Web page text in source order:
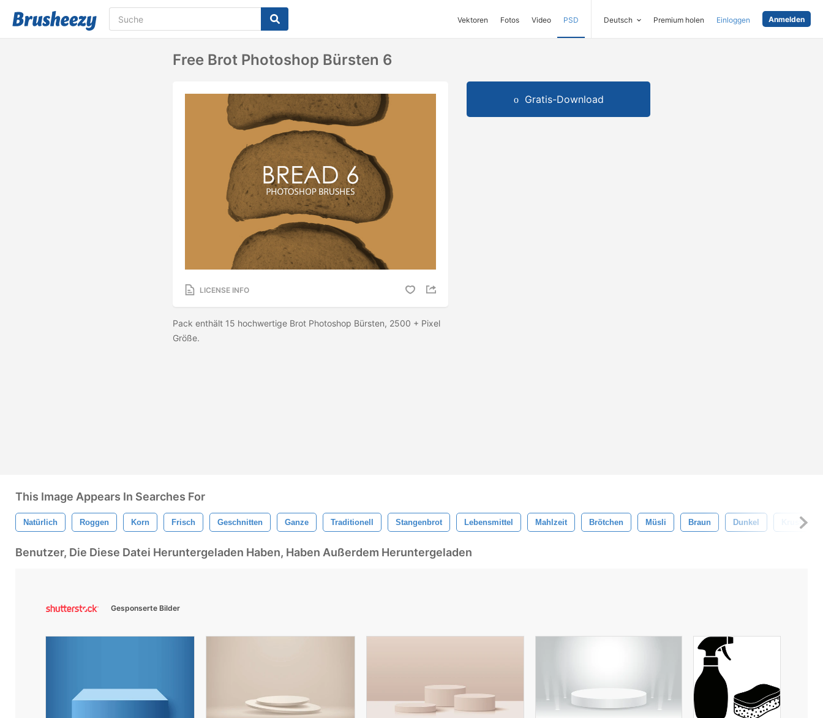
Vektoren Fotos Video PSD Deutsch Premium holen Einloggen Anmelden
Free Brot Photoshop Bürsten 6
LICENSE INFO
Pack enthält 15 hochwertige Brot Photoshop Bürsten, 2500 + Pixel
Größe.
Gratis-Download
This Image Appears In Searches For
Natürlich Roggen Korn Frisch Geschnitten Ganze Traditionell Stangenbrot Lebensmittel Mahlzeit Brötchen Müsli Braun Dunkel Kruste
Benutzer, Die Diese Datei Heruntergeladen Haben, Haben Außerdem Heruntergeladen
Gesponserte Bilder